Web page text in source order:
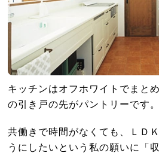
キッチンはオフホワイトでまと
の引き戸の先がパントリーです。
共働きで時間がなくても、ＬＤ
うにしたいという私の願いに「